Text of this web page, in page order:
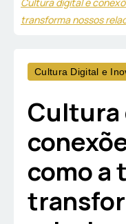
transforma nossos
Cultura Digital e
Cultura
como a